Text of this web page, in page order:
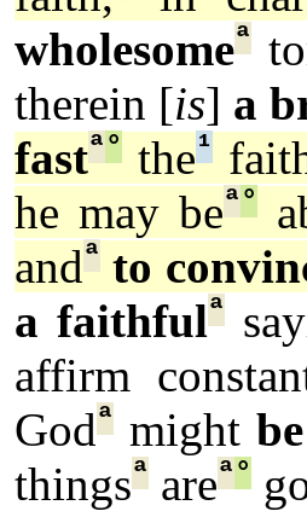
wholesomeª
therein [is] a
fastª° the¹
he may beª°
andª to
a faithfulª
affirm
Godª might be
thingsª areª°